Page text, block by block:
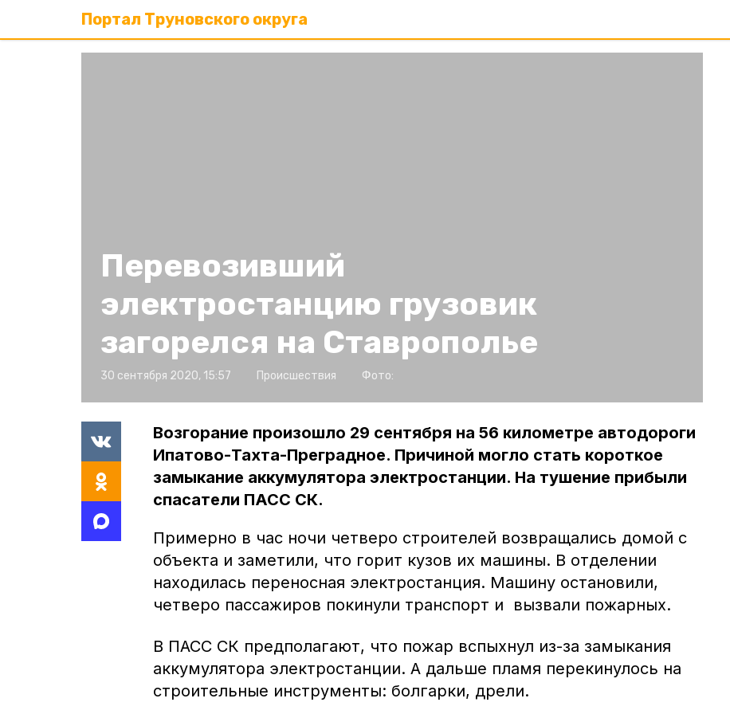
Портал Труновского округа
Перевозивший
электростанцию грузовик
загорелся на Ставрополье
30 сентября 2020, 15:57 Происшествия Фото:
Возгорание произошло 29 сентября на 56 километре автодороги
Ипатово-Тахта-Преградное. Причиной могло стать короткое
замыкание аккумулятора электростанции. На тушение прибыли
спасатели ПАСС СК.
Примерно в час ночи четверо строителей возвращались домой с
объекта и заметили, что горит кузов их машины. В отделении
находилась переносная электростанция. Машину остановили,
четверо пассажиров покинули транспорт и вызвали пожарных. ⠀
В ПАСС СК предполагают, что пожар вспыхнул из-за замыкания
аккумулятора электростанции. А дальше пламя перекинулось на
строительные инструменты: болгарки, дрели.